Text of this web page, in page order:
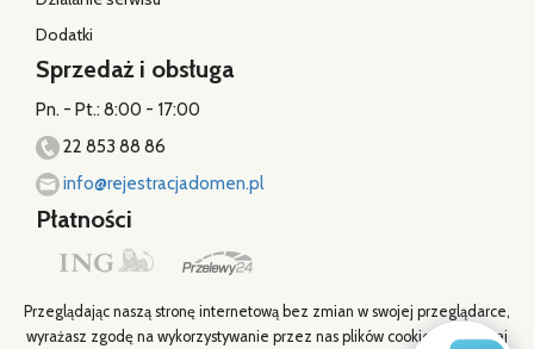
Dodatki
Sprzedaż i obsługa
Pn. - Pt.: 8:00 - 17:00
22 853 88 86
info@rejestracjadomen.pl
Płatności
Przeglądając naszą stronę internetową bez zmian w swojej przeglądarce,
wyrażasz zgodę na wykorzystywanie przez nas plików cookies. Zapoznaj